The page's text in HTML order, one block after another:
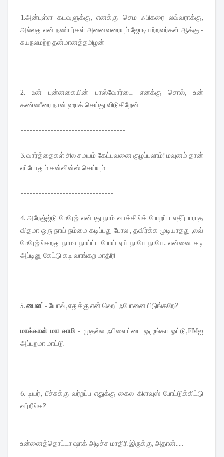
1.அன்புள்ள கடவுளுக்கு, எனக்கு செம ஃபிகரை லவ்வராக்கு,
அல்லது என் நண்பர்கள் அனைவரையும் ஜோடியற்றவர்கள் ஆக்கு -
சுயநலமற்ற தன்மானத்தமிழன்
--------------------------------
2. உன் புன்னகையின் பாஸ்வோர்டை எனக்கு சொல், உன்
கண்ணீரை நான் ஹாக் செய்து விடுகிறேன்
-----------------------------------
3. வார்த்தைகள் சில சமயம் கேட்பவனை குழப்பலாம்! மவுனம் தான்
எப்போதும் கன்வின்ஸ் செய்யும்
-------------------------------
4. அரேஞ்ஜ்டு மேரேஜ் என்பது நாம் வாக்கிங்க் போறப்ப எதிர்பாராத
விதமா ஒரு நாய் நம்மை கடிப்பது போல , தவிர்க்க முடியாதது ,லவ்
மேரேஜ்ங்கறது நாமா நாய்ட்ட போய் ஏய் நாயே நாயே.. என்னை கடி
அப்டினு கேட்டு கடி வாங்கற மாதிரி
----------------------------
5.பைலட்- யோவ்,எதுக்கு என் ஹெட்ஃபோனை பிடுங்கறே?
மாக்கான் மாடசாமி - முதல்ல ஃபிளைட்டை ஒழுங்கா ஓட்டு,FMஐ
அப்புறமா மாட்டு
---------------------------------------
6. டியர், பீச்சுக்கு வர்றப்ப எதுக்கு கைல கிளவுஸ் போட்டுக்கிட்டு
வர்றீங்க?
உன்னைத்தொட்டா ஷாக் அடிச்ச மாதிரி இருக்கு, அதான்.....